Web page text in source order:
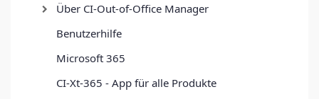
Über CI-Out-of-Office Manager
Benutzerhilfe
Microsoft 365
CI-Xt-365 - App für alle Produkte